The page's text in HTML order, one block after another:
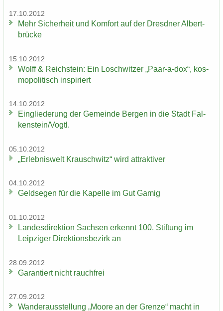
17.10.2012
Mehr Si­cher­heit und Kom­fort auf der Dresd­ner Al­bert­
brü­cke
15.10.2012
Wolff & Reichs­tein: Ein Losch­wit­zer „Paar-​a-dox“, kos­
mo­po­li­tisch in­spi­riert
14.10.2012
Ein­glie­de­rung der Ge­mein­de Ber­gen in die Stadt Fal­
ken­stein/Vogtl.
05.10.2012
„Er­leb­nis­welt Krausch­witz“ wird at­trak­ti­ver
04.10.2012
Geld­se­gen für die Ka­pel­le im Gut Gamig
01.10.2012
Lan­des­di­rek­ti­on Sach­sen er­kennt 100. Stif­tung im
Leip­zi­ger Di­rek­ti­ons­be­zirk an
28.09.2012
Ga­ran­tiert nicht rauch­frei
27.09.2012
Wan­der­aus­stel­lung „Moore an der Gren­ze“ macht in